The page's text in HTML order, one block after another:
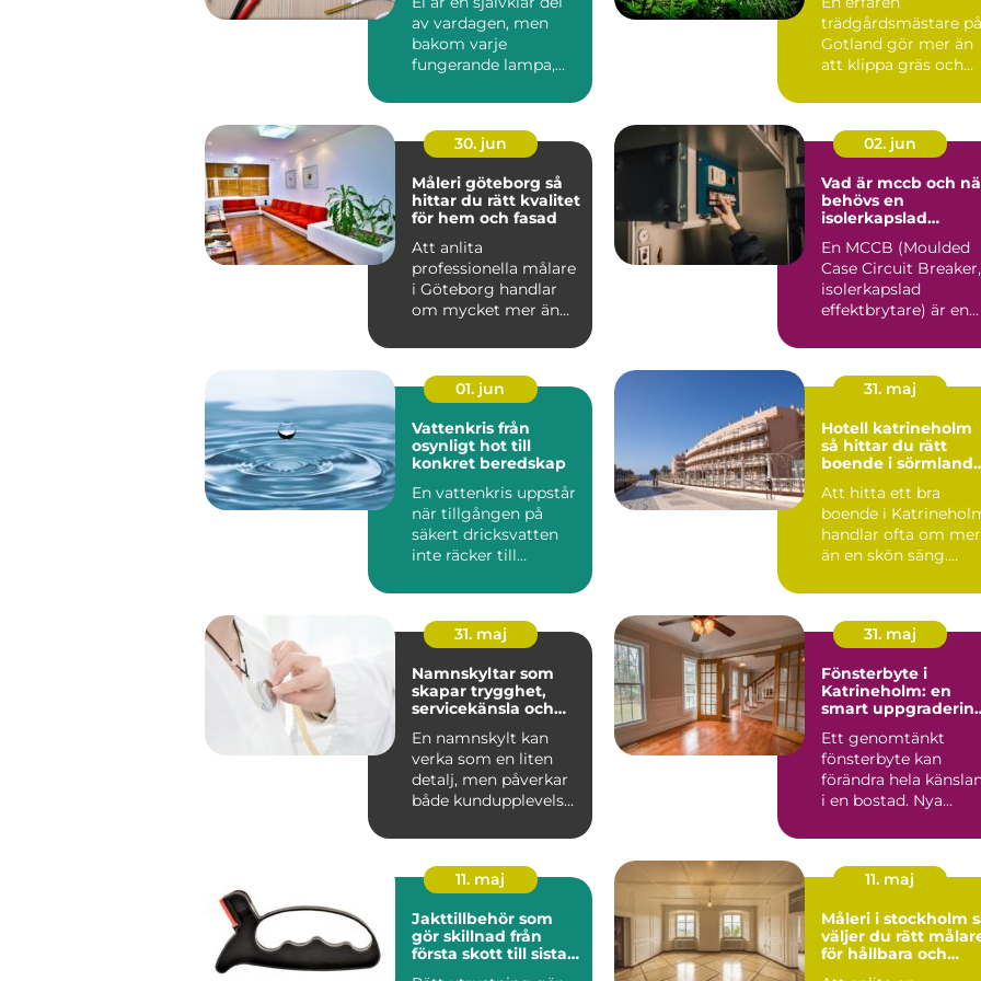
av vardagen, men
bakom varje
fungerande lampa,
ventilationsan...
trädgårdsmästare på
Gotland gör mer än
att klippa gräs och
med kalk...
30. jun
Måleri göteborg så
hittar du rätt kvalitet
för hem och fasad
Att anlita
professionella målare
i Göteborg handlar
om mycket mer än
på vägga...
02. jun
Vad är mccb och
behövs en
isolerkapslad
En MCCB (Moulded
Case Circuit Breaker,
isolerkapslad
effektbrytare) är en
elin...
01. jun
Vattenkris från
osynligt hot till
konkret beredskap
En vattenkris uppstår
när tillgången på
säkert dricksvatten
inte räcker till
grundläggand...
31. maj
Hotell katrineholm
så hittar du rätt
boende i sörmlands
Att hitta ett bra
boende i
handlar ofta om mer
än en skön säng.
sta...
31. maj
Namnskyltar som
skapar trygghet,
servicekänsla och
En namnskylt kan
verka som en liten
detalj, men påverkar
både kundupplevelse,
v...
31. maj
Fönsterbyte i
Katrineholm: en
smart
Ett genomtänkt
fönsterbyte kan
förändra hela
i en bostad. Nya
11. maj
Jakttillbehör som
gör skillnad från
första skott till sista
11. maj
Måleri i stockholm så
väljer du rätt
för hållbara och